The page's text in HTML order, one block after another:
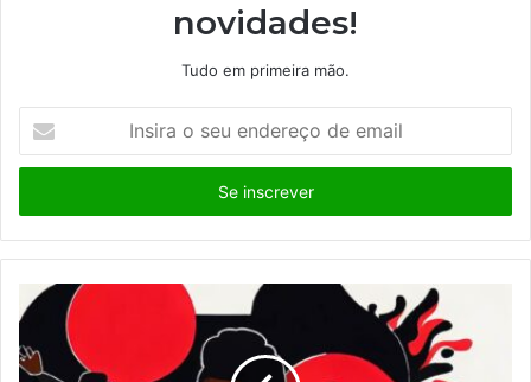
novidades!
Tudo em primeira mão.
s
r
a
e
u
e